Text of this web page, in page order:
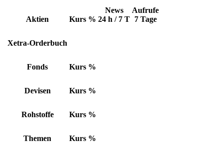
Aktien Kurs %
News
24 h / 7 T
Aufrufe
7 Tage
Xetra-Orderbuch
Fonds Kurs %
Devisen Kurs %
Rohstoffe Kurs %
Themen Kurs %